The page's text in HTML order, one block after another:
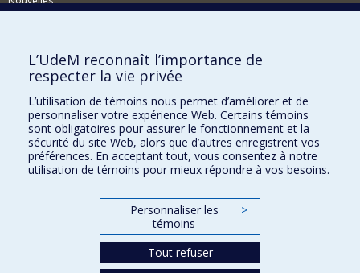
Comment soutenir le Département?
BESOIN D'AIDE?
Plan du site
Signaler une erreur
Accessibilité
FACULTÉ DES ARTS ET DES SCIENCES
Nos départements et écoles
L’UdeM reconnaît l’importance de
respecter la vie privée
L’utilisation de témoins nous permet d’améliorer et de
personnaliser votre expérience Web. Certains témoins
sont obligatoires pour assurer le fonctionnement et la
sécurité du site Web, alors que d’autres enregistrent vos
préférences. En acceptant tout, vous consentez à notre
utilisation de témoins pour mieux répondre à vos besoins.
Personnaliser les
témoins
>
Tout refuser